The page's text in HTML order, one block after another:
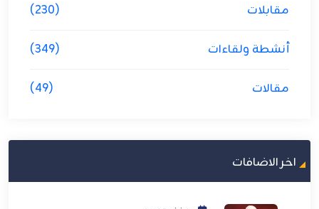
مقابلات (230)
أنشطة ولقاءات (349)
مقالات (49)
اخر الاضافات